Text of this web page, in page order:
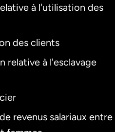
à l'utilisation des
des clients
relative à l'esclavage
revenus salariaux entre